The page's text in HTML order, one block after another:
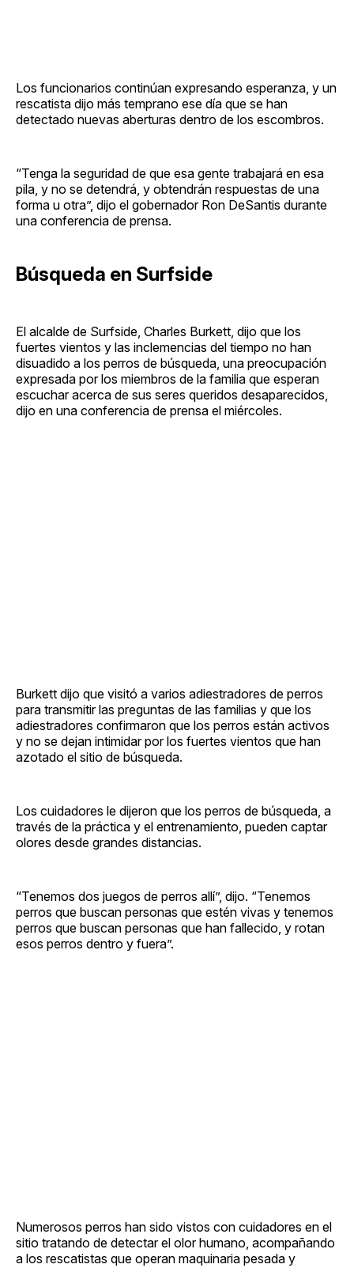
Los funcionarios continúan expresando esperanza, y un
rescatista dijo más temprano ese día que se han
detectado nuevas aberturas dentro de los escombros.
“Tenga la seguridad de que esa gente trabajará en esa
pila, y no se detendrá, y obtendrán respuestas de una
forma u otra”, dijo el gobernador Ron DeSantis durante
una conferencia de prensa.
Búsqueda en Surfside
El alcalde de Surfside, Charles Burkett, dijo que los
fuertes vientos y las inclemencias del tiempo no han
disuadido a los perros de búsqueda, una preocupación
expresada por los miembros de la familia que esperan
escuchar acerca de sus seres queridos desaparecidos,
dijo en una conferencia de prensa el miércoles.
Burkett dijo que visitó a varios adiestradores de perros
para transmitir las preguntas de las familias y que los
adiestradores confirmaron que los perros están activos
y no se dejan intimidar por los fuertes vientos que han
azotado el sitio de búsqueda.
Los cuidadores le dijeron que los perros de búsqueda, a
través de la práctica y el entrenamiento, pueden captar
olores desde grandes distancias.
“Tenemos dos juegos de perros allí”, dijo. “Tenemos
perros que buscan personas que estén vivas y tenemos
perros que buscan personas que han fallecido, y rotan
esos perros dentro y fuera”.
Numerosos perros han sido vistos con cuidadores en el
sitio tratando de detectar el olor humano, acompañando
a los rescatistas que operan maquinaria pesada y